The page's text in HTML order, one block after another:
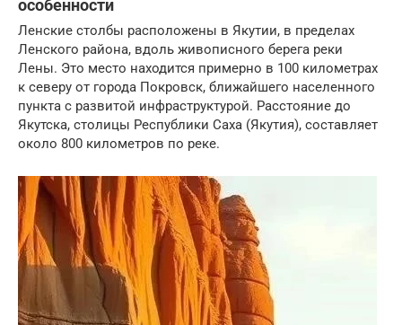
особенности
Ленские столбы расположены в Якутии, в пределах
Ленского района, вдоль живописного берега реки
Лены. Это место находится примерно в 100 километрах
к северу от города Покровск, ближайшего населенного
пункта с развитой инфраструктурой. Расстояние до
Якутска, столицы Республики Саха (Якутия), составляет
около 800 километров по реке.